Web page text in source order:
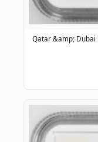
Qatar &amp; Dubai